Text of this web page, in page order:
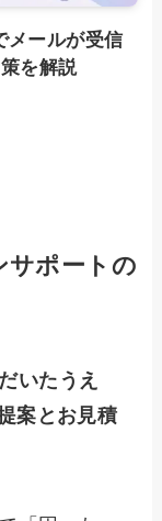
メールが受信
を解説
サポートの
いたうえ
案とお見積